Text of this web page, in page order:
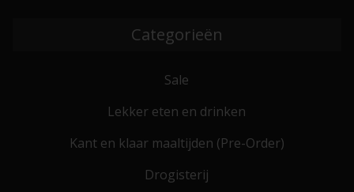
Categorieën
Sale
Lekker eten en drinken
Kant en klaar maaltijden (Pre-Order)
Drogisterij